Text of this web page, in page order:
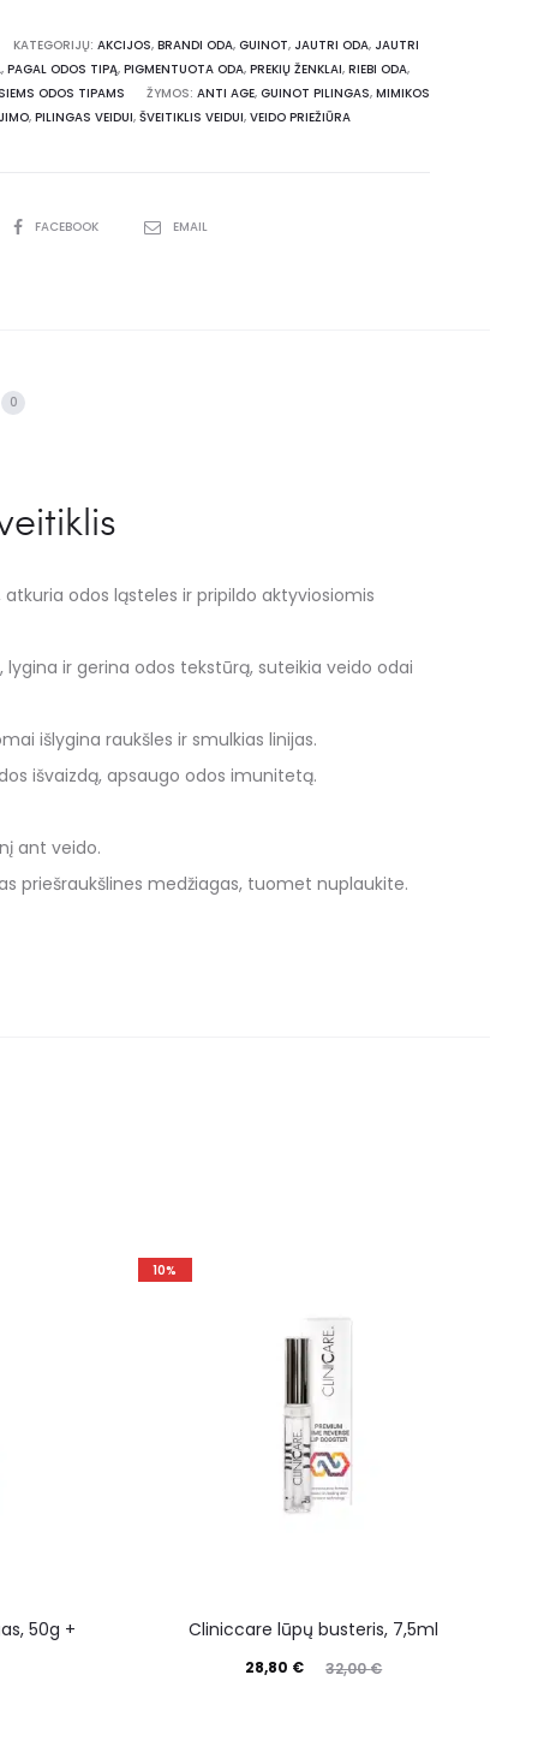
KATEGORIJŲ: AKCIJOS, BRANDI ODA, GUINOT, JAUTRI ODA, JAUTRI
, PAGAL ODOS TIPĄ, PIGMENTUOTA ODA, PREKIŲ ŽENKLAI, RIEBI ODA,
ODOS TIPAMS
ŽYMOS: ANTI AGE, GUINOT PILINGAS, MIMIKOS
, PILINGAS VEIDUI, ŠVEITIKLIS VEIDUI, VEIDO PRIEŽIŪRA
FACEBOOK EMAIL
0
odos ląsteles ir pripildo aktyviosiomis
ir gerina odos tekstūrą, suteikia veido odai
išlygina raukšles ir smulkias linijas.
išvaizdą, apsaugo odos imunitetą.
ant veido.
priešraukšlines medžiagas, tuomet nuplaukite.
50g +
10%
Cliniccare lūpų busteris, 7,5ml
32,00€
28,80 €